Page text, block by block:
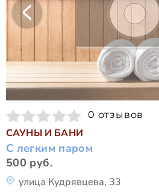
0 отзывов
САУНЫ И БАНИ
С легким паром
500 руб.
улица Кудрявцева, 33